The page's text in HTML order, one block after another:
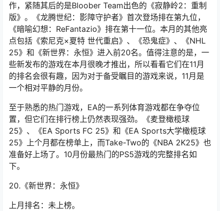
作，紧随其后的是Bloober Team出色的《寂静岭2：重制
版》。《龙腾世纪：影障守护者》首次登场排在第九位，
《暗喻幻想：ReFantazio》排在第十一位。本月的其他亮
点包括《索尼克×夏特 世代重启》、《恐鬼症》、《NHL
25》和《新世界：永恒》进入前20名。值得注意的是，一
些新发布的游戏在本月很晚才推出，所以看看它们在11月
的排名会很有趣，因为对于备受瞩目的游戏来说，11月是
一个相对平静的月份。
至于熟悉的热门游戏，EA的一系列体育游戏都在争夺位
置，但它们在排行榜上仍然表现强劲。《麦登橄榄球
25》、《EA Sports FC 25》和《EA Sports大学橄榄球
25》上个月都在榜单上，而Take-Two的《NBA 2K25》也
准备好上场了。10月份最热门的PS5游戏的完整排名如
下。
20.《新世界：永恒》
上月排名：未上榜。